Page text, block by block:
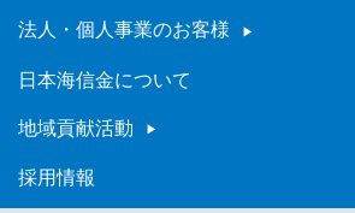
法人・個人事業のお客様
日本海信金について
地域貢献活動
採用情報